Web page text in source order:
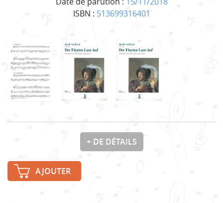
ISBN : 513699316401
+ DE DÉTAILS
AJOUTER